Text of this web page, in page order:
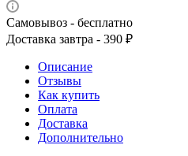
Самовывоз - бесплатно
Доставка завтра - 390 ₽
Описание
Отзывы
Как купить
Оплата
Доставка
Дополнительно